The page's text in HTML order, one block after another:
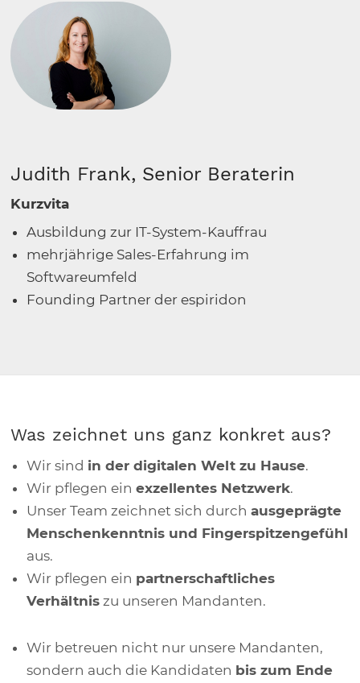
Judith Frank, Senior Beraterin
Kurzvita
Ausbildung zur IT-System-Kauffrau
mehrjährige Sales-Erfahrung im
Softwareumfeld
Founding Partner der espiridon
Was zeichnet uns ganz konkret aus?
Wir sind in der digitalen Welt zu Hause.
Wir pflegen einexzellentes Netzwerk.
Unser Team zeichnet sich durchausgeprägte
Menschenkenntnis und Fingerspitzengefühl
aus.
Wir pflegen ein partnerschaftliches
Verhältnis zu unseren Mandanten.
Wir betreuen nicht nur unsere Mandanten,
sondern auch die Kandidaten bis zum Ende